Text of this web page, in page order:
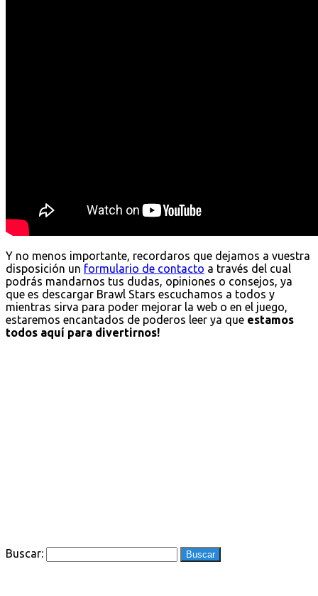
Y no menos importante, recordaros que dejamos a vuestra
disposición un formulario de contacto a través del cual
podrás mandarnos tus dudas, opiniones o consejos, ya
que es descargar Brawl Stars escuchamos a todos y
mientras sirva para poder mejorar la web o en el juego,
estaremos encantados de poderos leer ya que estamos
todos aquí para divertirnos!
Buscar: